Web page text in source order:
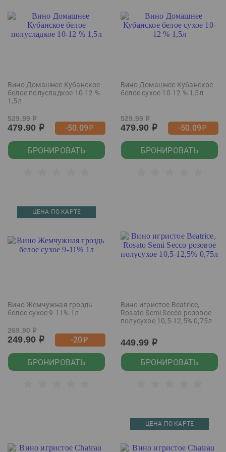
Вино Домашнее Кубанское
белое полусладкое 10-12 %
1,5л
529.99 р
479.90 р -50.09р
БРОНИРОВАТЬ
Вино Домашнее Кубанское
белое сухое 10-12 % 1,5л
529.99 р
479.90 р -50.09р
БРОНИРОВАТЬ
ЦЕНА ПО КАРТЕ
Вино Жемчужная гроздь
белое сухое 9-11% 1л
269.90 р
249.90 р -20р
БРОНИРОВАТЬ
Вино игристое Beatrice,
Rosato Semi Secco розовое
полусухое 10,5-12,5% 0,75л
449.99 р
БРОНИРОВАТЬ
ЦЕНА ПО КАРТЕ